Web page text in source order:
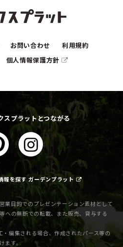
お問い合わせ
利用規約
個人情報保護方針
スプラットとつながる
報を探す ガーデンプラット
業目的でのプレゼンテーション素材として
への無断での転載、また販売、貸与する
・編集される場合、作成されたパース等の
ます。